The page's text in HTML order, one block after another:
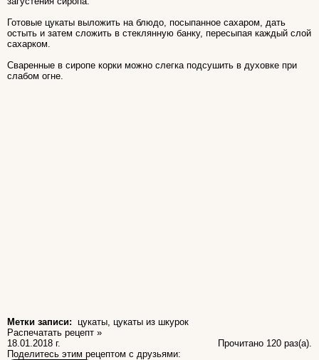
Готовые цукаты выложить на блюдо, посыпанное сахаром, дать
остыть и затем сложить в стеклянную банку, пересыпая каждый слой
сахарком.
Сваренные в сиропе корки можно слегка подсушить в духовке при
слабом огне.
Метки записи: цукаты, цукаты из шкурок
Распечатать рецепт »
18.01.2018 г.
Прочитано 120 раз(a).
Поделитесь этим рецептом с друзьями: